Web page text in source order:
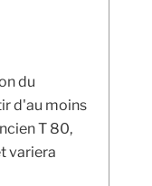
du
d'au moins
T 80,
variera